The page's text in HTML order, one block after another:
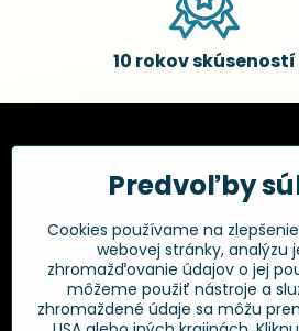
10 rokov skúseností
Kadernícke potreby,
Fakturačné údaje:
Kadernícke potreby, s.r.o.
Klincová 37
821 08 Bratislava
+421 948 014 333
Predvoľby
Cookies používame na
webovej stránky, analýzu
zhromažďovanie údajov o jej
môžeme použiť nástroje a
zhromaždené údaje sa môžu